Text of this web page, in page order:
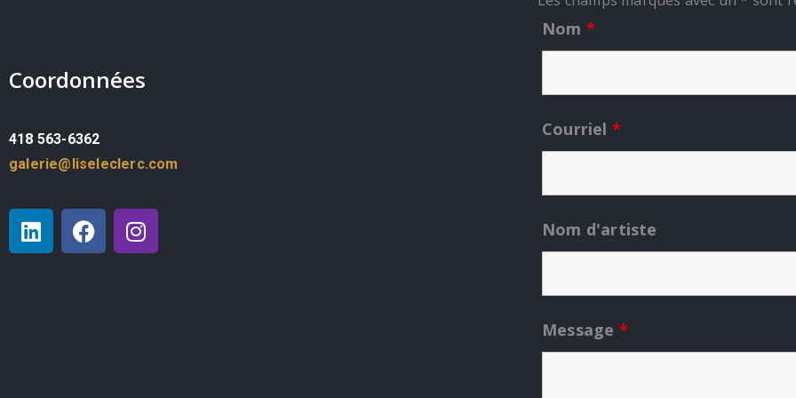
Coordonnées
418 563-6362
galerie@liseleclerc.com
Nom *
Courriel *
Nom d'artiste
Message *